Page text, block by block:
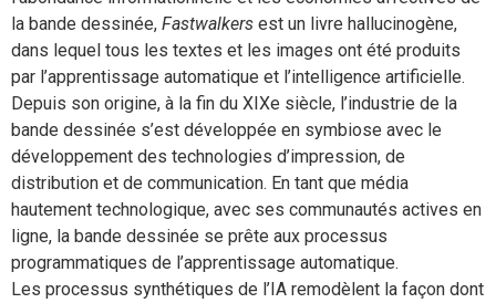
la bande dessinée, Fastwalkers est un livre hallucinogène,
dans lequel tous les textes et les images ont été produits
par l’apprentissage automatique et l’intelligence artificielle.
Depuis son origine, à la fin du XIXe siècle, l’industrie de la
bande dessinée s’est développée en symbiose avec le
développement des technologies d’impression, de
distribution et de communication. En tant que média
hautement technologique, avec ses communautés actives en
ligne, la bande dessinée se prête aux processus
programmatiques de l’apprentissage automatique.
Les processus synthétiques de l’IA remodèlent la façon dont